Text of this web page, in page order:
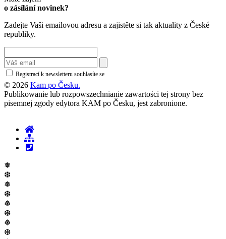
o zásílání novinek?
Zadejte Vaši emailovou adresu a zajistěte si tak aktuality z České
republiky.
Registrací k newsletteru souhlasíte se
© 2026 Kam po Česku.
Publikowanie lub rozpowszechnianie zawartości tej strony bez
pisemnej zgody edytora KAM po Česku, jest zabronione.
❅
❆
❅
❆
❅
❆
❅
❆